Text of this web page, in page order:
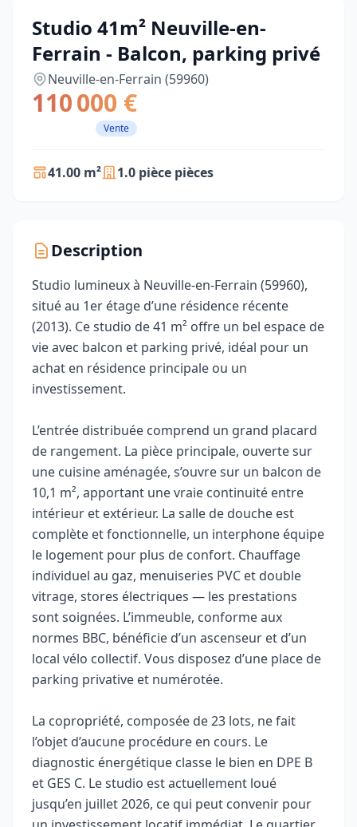
Studio 41m² Neuville-en-
Ferrain - Balcon, parking privé
Neuville-en-Ferrain (59960)
110 000 €
Vente
41.00 m² 1.0 pièce pièces
Description
Studio lumineux à Neuville-en-Ferrain (59960),
situé au 1er étage d’une résidence récente
(2013). Ce studio de 41 m² offre un bel espace de
vie avec balcon et parking privé, idéal pour un
achat en résidence principale ou un
investissement.
L’entrée distribuée comprend un grand placard
de rangement. La pièce principale, ouverte sur
une cuisine aménagée, s’ouvre sur un balcon de
10,1 m², apportant une vraie continuité entre
intérieur et extérieur. La salle de douche est
complète et fonctionnelle, un interphone équipe
le logement pour plus de confort. Chauffage
individuel au gaz, menuiseries PVC et double
vitrage, stores électriques — les prestations
sont soignées. L’immeuble, conforme aux
normes BBC, bénéficie d’un ascenseur et d’un
local vélo collectif. Vous disposez d’une place de
parking privative et numérotée.
La copropriété, composée de 23 lots, ne fait
l’objet d’aucune procédure en cours. Le
diagnostic énergétique classe le bien en DPE B
et GES C. Le studio est actuellement loué
jusqu’en juillet 2026, ce qui peut convenir pour